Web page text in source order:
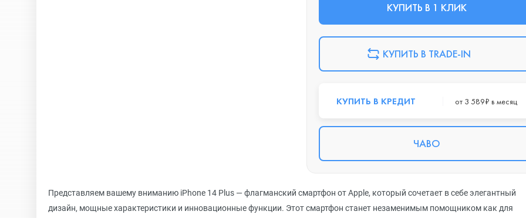
КУПИТЬ В 1 КЛИК
КУПИТЬ В TRADE-IN
КУПИТЬ В КРЕДИТ от 3 589₽ в месяц
ЧАВО
Представляем вашему вниманию iPhone 14 Plus — флагманский смартфон от Apple, который сочетает в себе элегантный
дизайн, мощные характеристики и инновационные функции. Этот смартфон станет незаменимым помощником как для